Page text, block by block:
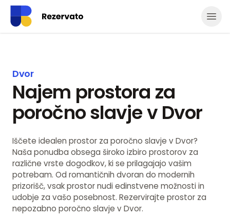
Dvor
Najem prostora za
poročno slavje v Dvor
Iščete idealen prostor za poročno slavje v Dvor?
Naša ponudba obsega široko izbiro prostorov za
različne vrste dogodkov, ki se prilagajajo vašim
potrebam. Od romantičnih dvoran do modernih
prizorišč, vsak prostor nudi edinstvene možnosti in
udobje za vašo posebnost. Rezervirajte prostor za
nepozabno poročno slavje v Dvor.